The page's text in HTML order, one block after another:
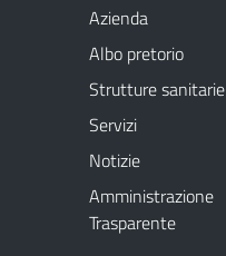
Azienda
Albo pretorio
Strutture sanitarie
Servizi
Notizie
Amministrazione
Trasparente